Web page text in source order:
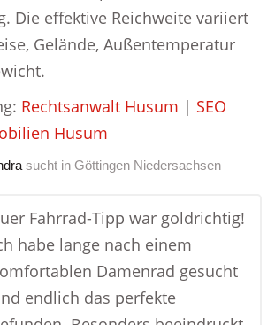
Die effektive Reichweite variiert
Gelände, Außentemperatur
Rechtsanwalt Husum | SEO
Husum
sucht in Göttingen Niedersachsen
Fahrrad-Tipp war goldrichtig!
habe lange nach einem
Damenrad gesucht
endlich das perfekte